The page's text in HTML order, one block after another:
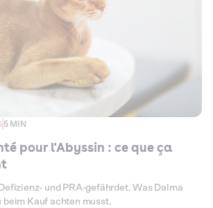
5 MIN
pour l'Abyssin : ce que ça
und PRA-gefährdet. Was Dalma
beim Kauf achten musst.